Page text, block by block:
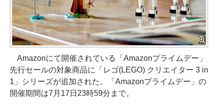
Amazonにて開催されている「Amazonプライムデー」
先行セールの対象商品に「レゴ(LEGO) クリエイター 3 in
1」シリーズが追加された。「Amazonプライムデー」の
開催期間は7月17日23時59分まで。